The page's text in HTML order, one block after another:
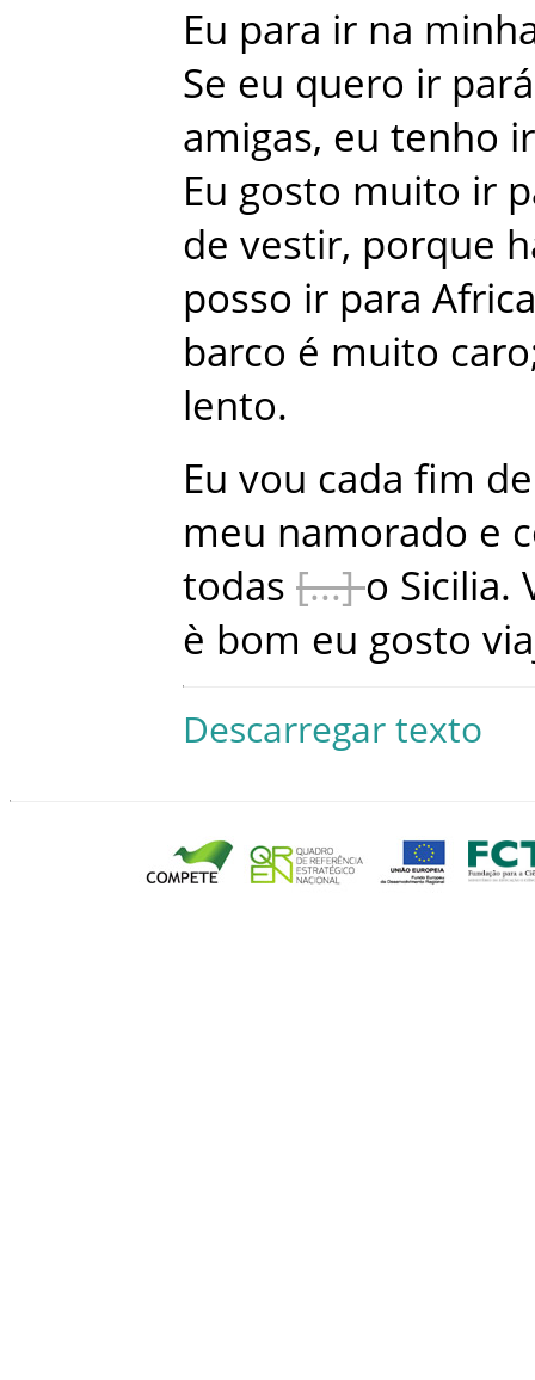
Eu para ir na
Se eu quero ir pará
amigas, eu tenho ir
Eu gosto muito ir
de vestir, porque
posso ir para Africa
barco é muito caro
lento.
Eu vou cada fim
meu namorado e
todas
o Sicilia.
è bom eu gosto
Descarregar texto